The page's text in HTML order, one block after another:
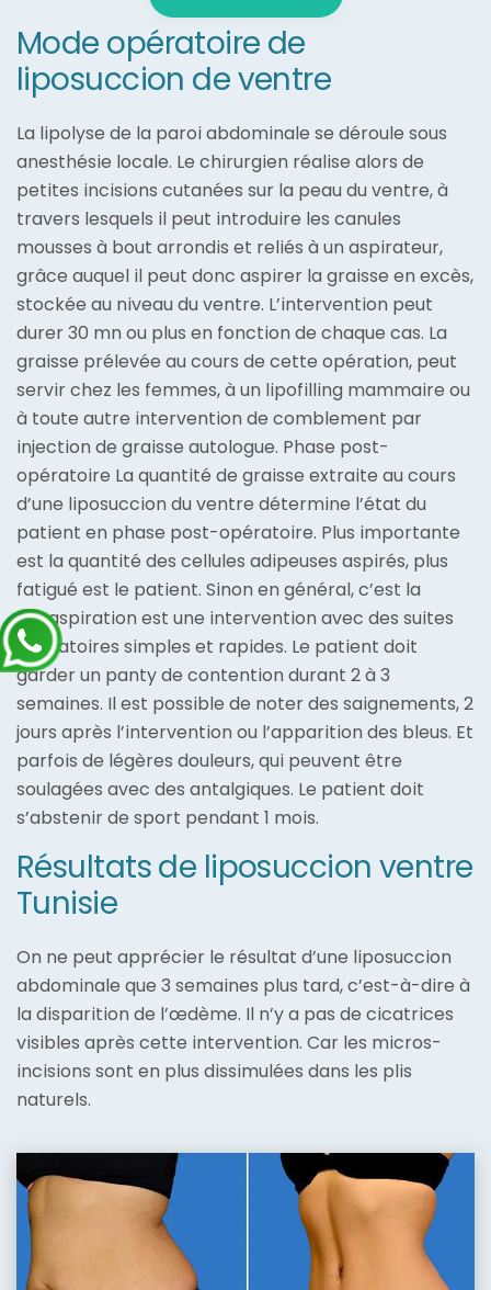
Mode opératoire de
liposuccion de ventre
La lipolyse de la paroi abdominale se déroule sous
anesthésie locale. Le chirurgien réalise alors de
petites incisions cutanées sur la peau du ventre, à
travers lesquels il peut introduire les canules
mousses à bout arrondis et reliés à un aspirateur,
grâce auquel il peut donc aspirer la graisse en excès,
stockée au niveau du ventre. L’intervention peut
durer 30 mn ou plus en fonction de chaque cas. La
graisse prélevée au cours de cette opération, peut
servir chez les femmes, à un lipofilling mammaire ou
à toute autre intervention de comblement par
injection de graisse autologue. Phase post-
opératoire La quantité de graisse extraite au cours
d’une liposuccion du ventre détermine l’état du
patient en phase post-opératoire. Plus importante
est la quantité des cellules adipeuses aspirés, plus
fatigué est le patient. Sinon en général, c’est la
lipoaspiration est une intervention avec des suites
opératoires simples et rapides. Le patient doit
garder un panty de contention durant 2 à 3
semaines. Il est possible de noter des saignements, 2
jours après l’intervention ou l’apparition des bleus. Et
parfois de légères douleurs, qui peuvent être
soulagées avec des antalgiques. Le patient doit
s’abstenir de sport pendant 1 mois.
Résultats de liposuccion ventre
Tunisie
On ne peut apprécier le résultat d’une liposuccion
abdominale que 3 semaines plus tard, c’est-à-dire à
la disparition de l’œdème. Il n’y a pas de cicatrices
visibles après cette intervention. Car les micros-
incisions sont en plus dissimulées dans les plis
naturels.